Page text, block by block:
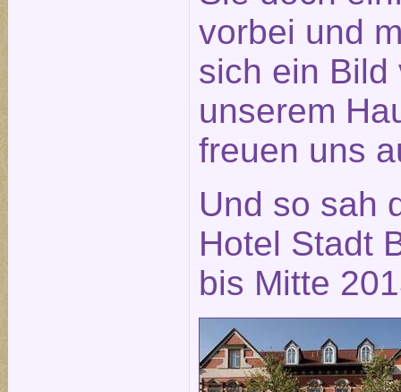
vorbei und
sich ein Bild
unserem
freuen uns
Und so sah
Hotel Stadt
bis Mitte